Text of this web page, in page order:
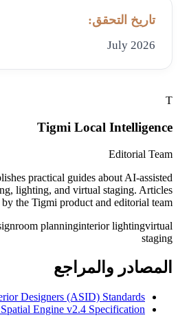
تاريخ التحقق:
July 2026
T
Tigmi Local Intelligence
Editorial Team
practical guides about AI-assisted
lighting, and virtual staging. Articles
the Tigmi product and editorial team.
room planninginterior lightingvirtual
staging
المصادر والمراجع
Designers (ASID) Standards
Engine v2.4 Specification